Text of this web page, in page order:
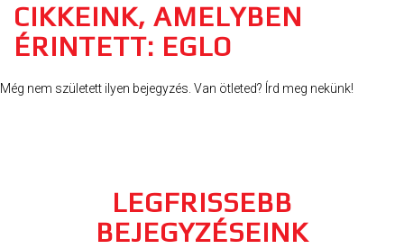
CIKKEINK, AMELYBEN
ÉRINTETT: EGLO
Még nem született ilyen bejegyzés. Van ötleted? Írd meg nekünk!
LEGFRISSEBB
BEJEGYZÉSEINK